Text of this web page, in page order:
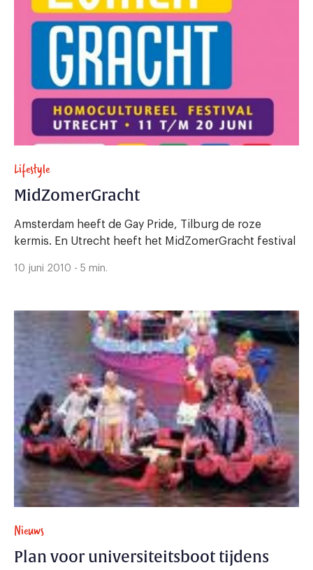
Lifestyle
MidZomerGracht
Amsterdam heeft de Gay Pride, Tilburg de roze
kermis. En Utrecht heeft het MidZomerGracht festival
10 juni 2010 - 5 min.
Nieuws
Plan voor universiteitsboot tijdens